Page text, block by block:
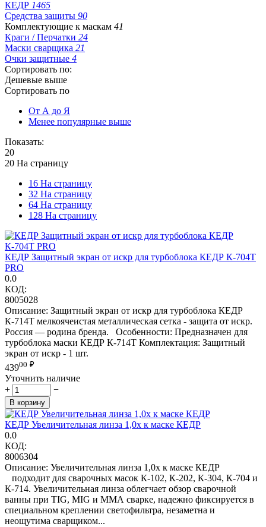
КЕДР 1465
Средства защиты 90
Комплектующие к маскам 41
Краги / Перчатки 24
Маски сварщика 21
Очки защитные 4
Сортировать по:
Дешевые выше
Сортировать по
От А до Я
Менее популярные выше
Показать:
20
20 На страницу
16 На страницу
32 На страницу
64 На страницу
128 На страницу
КЕДР Защитный экран от искр для турбоблока КЕДР К-704Т
PRO
0.0
КОД:
8005028
Описание: Защитный экран от искр для турбоблока КЕДР
К-714Т мелкоячеистая металлическая сетка - защита от искр.
Россия — родина бренда. Особенности: Предназначен для
турбоблока маски КЕДР К-714Т Комплектация: Защитный
экран от искр - 1 шт.
43900 ₽
Уточнить наличие
+
−
В корзину
КЕДР Увеличительная линза 1,0х к маске КЕДР
0.0
КОД:
8006304
Описание: Увеличительная линза 1,0х к маске КЕДР
подходит для сварочных масок К-102, К-202, К-304, К-704 и
К-714. Увеличительная линза облегчает обзор сварочной
ванны при TIG, MIG и ММА сварке, надежно фиксируется в
специальном креплении светофильтра, незаметна и
неощутима сварщиком...